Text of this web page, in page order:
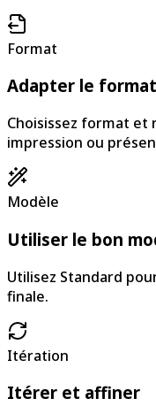
Format
Adapter le format
Choisissez format et
impression ou
Modèle
Utiliser le bon
Utilisez Standard
finale.
Itération
Itérer et affiner